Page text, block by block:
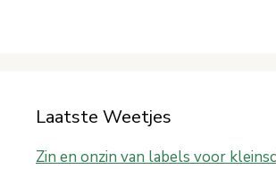
Laatste Weetjes
Zin en onzin van labels voor